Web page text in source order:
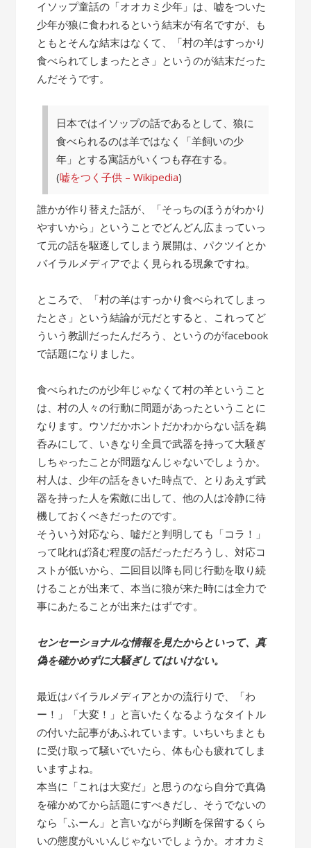
話”
イソップ童話の「オオカミ少年」は、嘘をついた
少年が狼に食われるという結末が有名ですが、も
ともとそんな結末はなくて、「村の羊はすっかり
食べられてしまったとさ」というのが結末だった
んだそうです。
日本ではイソップの話であるとして、狼に
食べられるのは羊ではなく「羊飼いの少
年」とする寓話がいくつも存在する。
(嘘をつく子供 – Wikipedia)
誰かが作り替えた話が、「そっちのほうがわかり
やすいから」ということでどんどん広まっていっ
て元の話を駆逐してしまう展開は、パクツイとか
バイラルメディアでよく見られる現象ですね。
ところで、「村の羊はすっかり食べられてしまっ
たとさ」という結論が元だとすると、これってど
ういう教訓だったんだろう、というのがfacebook
で話題になりました。
食べられたのが少年じゃなくて村の羊ということ
は、村の人々の行動に問題があったということに
なります。ウソだかホントだかわからない話を鵜
呑みにして、いきなり全員で武器を持って大騒ぎ
しちゃったことが問題なんじゃないでしょうか。
村人は、少年の話をきいた時点で、とりあえず武
器を持った人を索敵に出して、他の人は冷静に待
機しておくべきだったのです。
そういう対応なら、嘘だと判明しても「コラ！」
って叱れば済む程度の話だっただろうし、対応コ
ストが低いから、二回目以降も同じ行動を取り続
けることが出来て、本当に狼が来た時には全力で
事にあたることが出来たはずです。
センセーショナルな情報を見たからといって、真
偽を確かめずに大騒ぎしてはいけない。
最近はバイラルメディアとかの流行りで、「わ
ー！」「大変！」と言いたくなるようなタイトル
の付いた記事があふれています。いちいちまとも
に受け取って騒いでいたら、体も心も疲れてしま
いますよね。
本当に「これは大変だ」と思うのなら自分で真偽
を確かめてから話題にすべきだし、そうでないの
なら「ふーん」と言いながら判断を保留するくら
いの態度がいいんじゃないでしょうか。オオカミ